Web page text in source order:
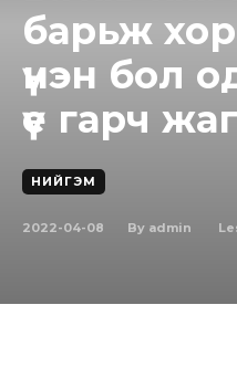
барьж
үнэн бол
үе гарч
НИЙГЭМ
2022-04-08 By admin